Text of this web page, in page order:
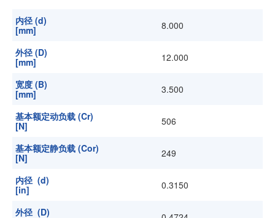
内径 (d)
[mm]
8.000
外径 (D)
[mm]
12.000
宽度 (B)
[mm]
3.500
基本额定动负载 (Cr)
[N]
506
基本额定静负载 (Cor)
[N]
249
内径 (d)
[in]
0.3150
外径 (D)